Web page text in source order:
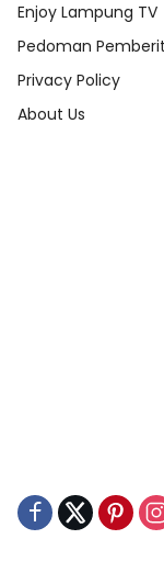
Enjoy Lampung TV
Pedoman
Privacy Policy
About Us